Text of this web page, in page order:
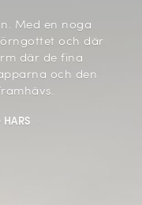
Med en noga
och där
där de fina
och den
HARS